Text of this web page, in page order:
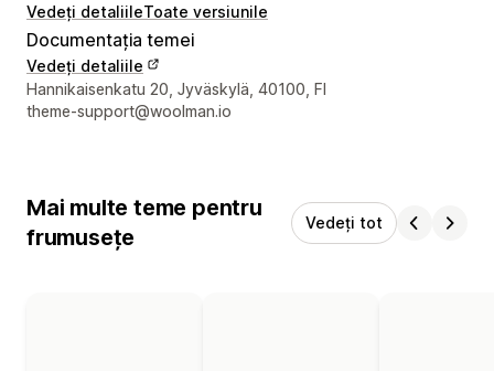
Vedeți detaliileToate versiunile
Documentația temei
Vedeți detaliile
Detaliile de contact ale designerului
Hannikaisenkatu 20, Jyväskylä, 40100, FI
theme-support@woolman.io
Mai multe teme pentru
frumusețe
Vedeți tot